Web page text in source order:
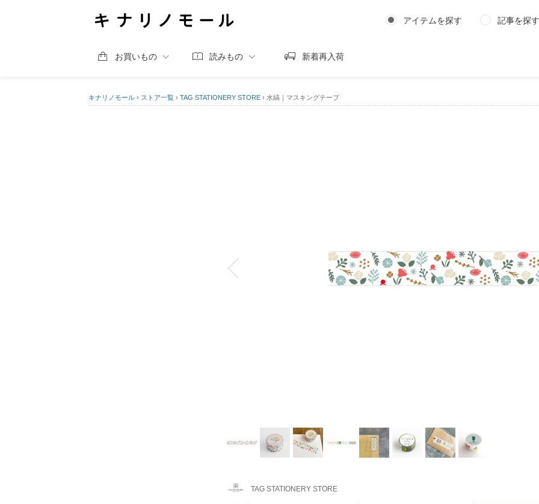
アイテムを探す 記事を探す
お買いもの 読みもの 新着再入荷
キナリノモール › ストア一覧 › TAG STATIONERY STORE › 水縞｜マスキングテープ
TAG STATIONERY STORE